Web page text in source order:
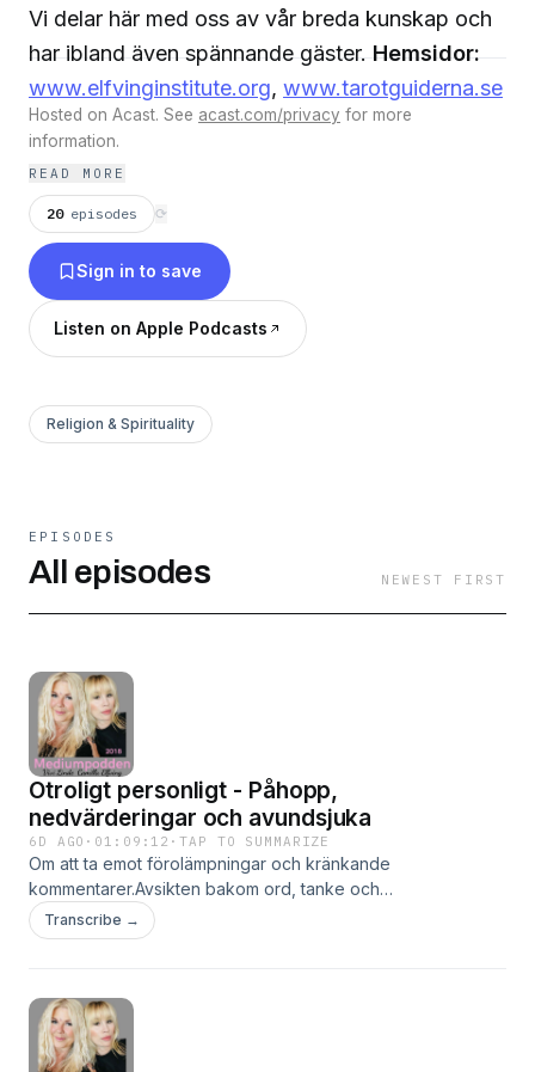
Vi delar här med oss av vår breda kunskap och
har ibland även spännande gäster. Hemsidor:
www.elfvinginstitute.org, www.tarotguiderna.se
Hosted on Acast. See acast.com/privacy for more
information.
READ MORE
20 episodes ⟳
Sign in to save
Listen on Apple Podcasts
Religion & Spirituality
EPISODES
All episodes NEWEST FIRST
Otroligt personligt - Påhopp,
nedvärderingar och avundsjuka
6D AGO · 01:09:12 ·TAP TO SUMMARIZE
Om att ta emot förolämpningar och kränkande
kommentarer.Avsikten bakom ord, tanke och
handling.Energiattacker och härskarteknik.&nbsp;Vivi och
Camilla kritiserade av bloggare.&nbsp;&nbsp;Om att ha barn
utveckling.Beautybranschens intresse för spåkonst och
mediumskap.&nbsp; Hosted on Acast. See
acast.com/privacy for more information.
Transcribe →